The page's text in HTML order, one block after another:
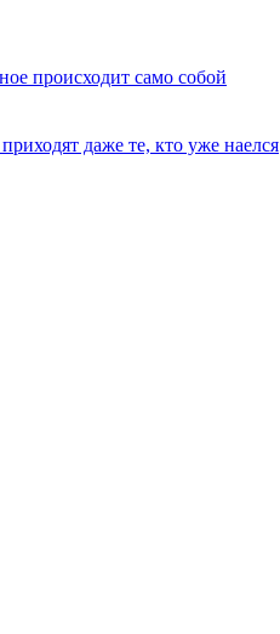
происходит само собой
даже те, кто уже наелся